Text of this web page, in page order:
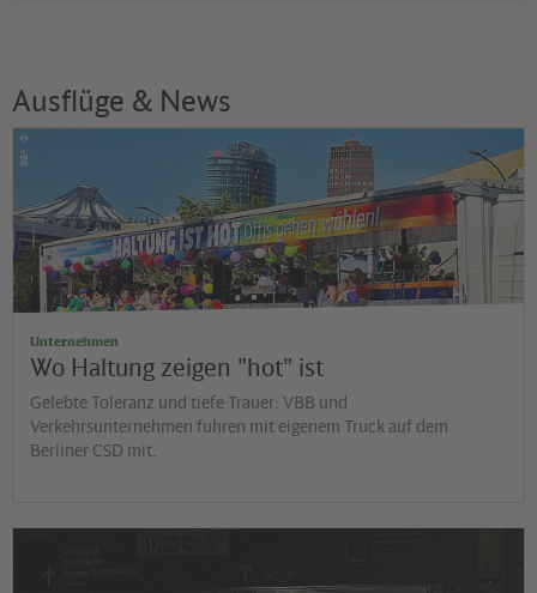
Ausflüge & News
©
VBB
Unternehmen
Wo Haltung zeigen "hot" ist
Gelebte Toleranz und tiefe Trauer: VBB und
Verkehrsunternehmen fuhren mit eigenem Truck auf dem
Berliner CSD mit.